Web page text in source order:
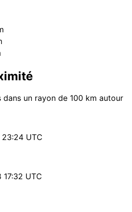
dans un rayon de 100 km autour
23:24 UTC
UTC